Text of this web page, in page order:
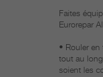
Faites
Eurorepar
• Rouler
tout au
soient les